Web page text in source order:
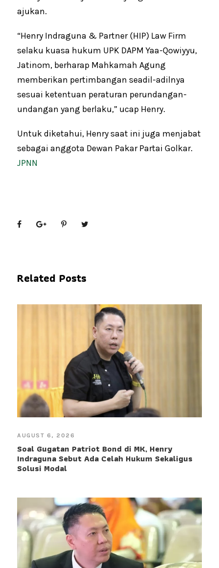
ajukan.
“Henry Indraguna & Partner (HIP) Law Firm
selaku kuasa hukum UPK DAPM Yaa-Qowiyyu,
Jatinom, berharap Mahkamah Agung
memberikan pertimbangan seadil-adilnya
sesuai ketentuan peraturan perundangan-
undangan yang berlaku,” ucap Henry.
Untuk diketahui, Henry saat ini juga menjabat
sebagai anggota Dewan Pakar Partai Golkar.
JPNN
Related Posts
AUGUST 6, 2026
Soal Gugatan Patriot Bond di MK, Henry
Indraguna Sebut Ada Celah Hukum Sekaligus
Solusi Modal